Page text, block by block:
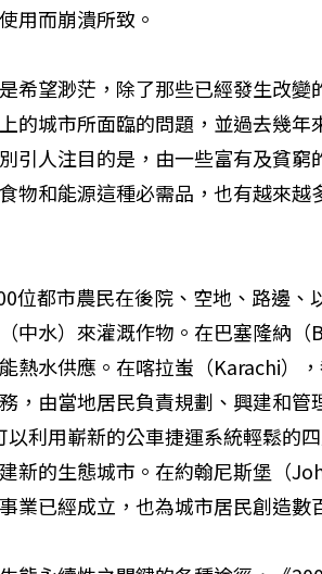
用而崩潰所致。
希望渺茫，除了那些已經發生改變
上的城市所面臨的問題，並過去幾
引人注目的是，由一些富有及貧窮
物和能源這種必需品，也有越來越
位都市農民在後院、空地、路邊、
中水）來灌溉作物。在巴塞隆納
熱水供應。在喀拉蚩（Karachi）
，由當地居民負責規劃、興建和管
利用嶄新的公車捷運系統輕鬆的
新的生態城市。在約翰尼斯堡（
業已經成立，也為城市居民創造數